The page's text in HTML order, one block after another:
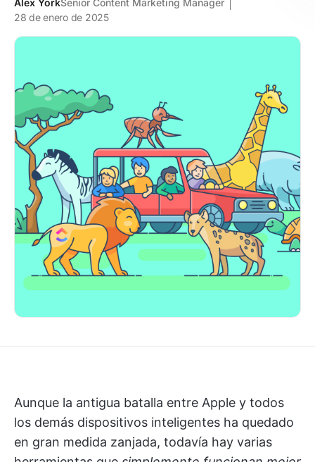
Alex YorkSenior Content Marketing Manager
28 de enero de 2025
Aunque la antigua batalla entre Apple y todos
los demás dispositivos inteligentes ha quedado
en gran medida zanjada, todavía hay varias